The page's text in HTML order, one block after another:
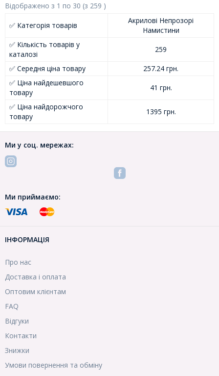
Відображено з 1 по 30 (з 259 )
✅ Категорія товарів
Акрилові Непрозорі
Намистини
✅ Кількість товарів у
каталозі
259
✅ Середня ціна товару
257.24 грн.
✅ Ціна найдешевшого
товару
41 грн.
✅ Ціна найдорожчого
товару
1395 грн.
Ми у соц. мережах:
Ми приймаємо:
ІНФОРМАЦІЯ
Про нас
Доставка і оплата
Оптовим клієнтам
FAQ
Відгуки
Контакти
Знижки
Умови повернення та обміну